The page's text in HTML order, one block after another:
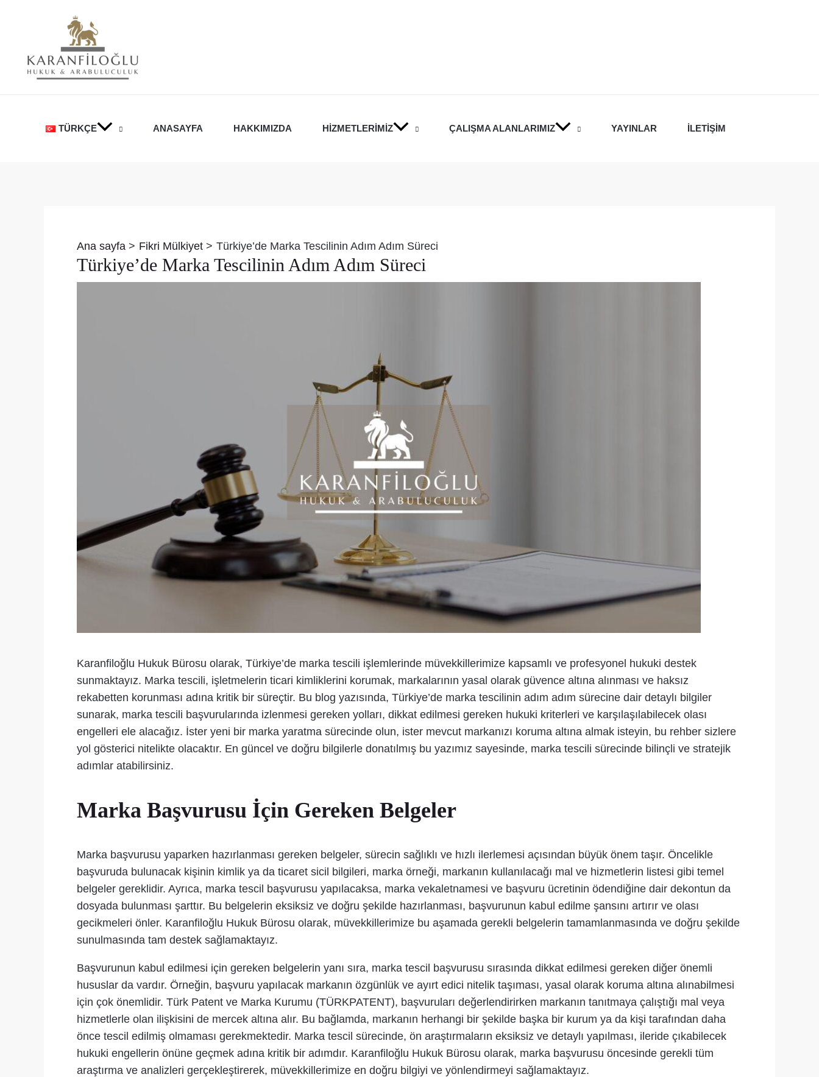
TÜRKÇE ANASAYFA HAKKIMIZDA HIZMETLERIMIZ ÇALIŞMA ALANLARIMIZ YAYINLAR İLETIŞIM
Ana sayfa Fikri Mülkiyet Türkiye’de Marka Tescilinin Adım Adım Süreci
Türkiye’de Marka Tescilinin Adım Adım Süreci
Karanfiloğlu Hukuk Bürosu olarak, Türkiye’de marka tescili işlemlerinde müvekkillerimize kapsamlı ve profesyonel hukuki destek
sunmaktayız. Marka tescili, işletmelerin ticari kimliklerini korumak, markalarının yasal olarak güvence altına alınması ve haksız
rekabetten korunması adına kritik bir süreçtir. Bu blog yazısında, Türkiye’de marka tescilinin adım adım sürecine dair detaylı bilgiler
sunarak, marka tescili başvurularında izlenmesi gereken yolları, dikkat edilmesi gereken hukuki kriterleri ve karşılaşılabilecek olası
engelleri ele alacağız. İster yeni bir marka yaratma sürecinde olun, ister mevcut markanızı koruma altına almak isteyin, bu rehber sizlere
yol gösterici nitelikte olacaktır. En güncel ve doğru bilgilerle donatılmış bu yazımız sayesinde, marka tescili sürecinde bilinçli ve stratejik
adımlar atabilirsiniz.
Marka Başvurusu İçin Gereken Belgeler
Marka başvurusu yaparken hazırlanması gereken belgeler, sürecin sağlıklı ve hızlı ilerlemesi açısından büyük önem taşır. Öncelikle
başvuruda bulunacak kişinin kimlik ya da ticaret sicil bilgileri, marka örneği, markanın kullanılacağı mal ve hizmetlerin listesi gibi temel
belgeler gereklidir. Ayrıca, marka tescil başvurusu yapılacaksa, marka vekaletnamesi ve başvuru ücretinin ödendiğine dair dekontun da
dosyada bulunması şarttır. Bu belgelerin eksiksiz ve doğru şekilde hazırlanması, başvurunun kabul edilme şansını artırır ve olası
gecikmeleri önler. Karanfiloğlu Hukuk Bürosu olarak, müvekkillerimize bu aşamada gerekli belgelerin tamamlanmasında ve doğru şekilde
sunulmasında tam destek sağlamaktayız.
Başvurunun kabul edilmesi için gereken belgelerin yanı sıra, marka tescil başvurusu sırasında dikkat edilmesi gereken diğer önemli
hususlar da vardır. Örneğin, başvuru yapılacak markanın özgünlük ve ayırt edici nitelik taşıması, yasal olarak koruma altına alınabilmesi
için çok önemlidir. Türk Patent ve Marka Kurumu (TÜRKPATENT), başvuruları değerlendirirken markanın tanıtmaya çalıştığı mal veya
hizmetlerle olan ilişkisini de mercek altına alır. Bu bağlamda, markanın herhangi bir şekilde başka bir kurum ya da kişi tarafından daha
önce tescil edilmiş olmaması gerekmektedir. Marka tescil sürecinde, ön araştırmaların eksiksiz ve detaylı yapılması, ileride çıkabilecek
hukuki engellerin önüne geçmek adına kritik bir adımdır. Karanfiloğlu Hukuk Bürosu olarak, marka başvurusu öncesinde gerekli tüm
araştırma ve analizleri gerçekleştirerek, müvekkillerimize en doğru bilgiyi ve yönlendirmeyi sağlamaktayız.